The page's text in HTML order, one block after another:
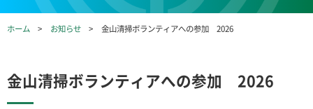
ホーム お知らせ 金山清掃ボランティアへの参加 2026
金山清掃ボランティアへの参加 2026